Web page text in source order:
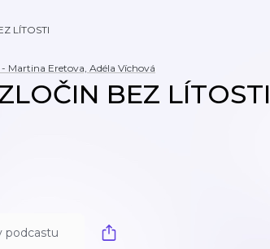
LÍTOSTI
- Martina Eretova, Adéla Víchová
BEZ LÍTOSTI